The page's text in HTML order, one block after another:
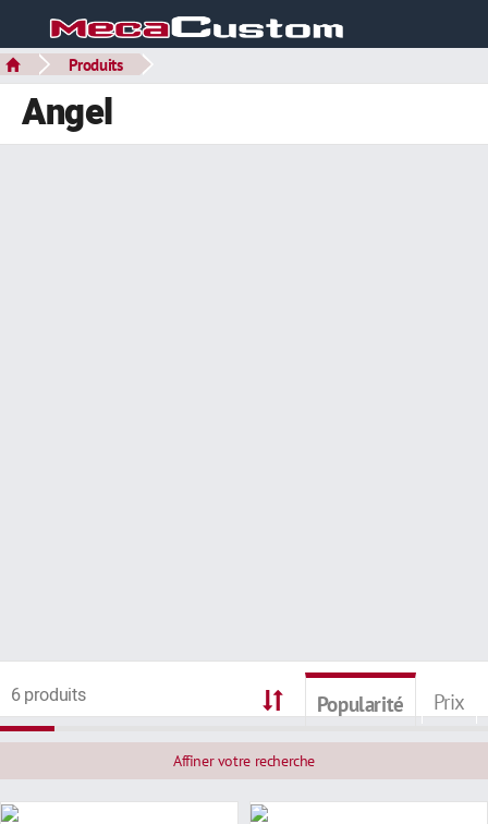
Produits
Angel
6 produits Popularité Prix
Affiner votre recherche